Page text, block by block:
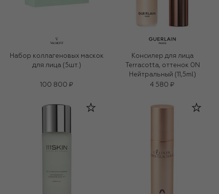
Набор коллагеновых маскок
для лица (5шт.)
100 800 ₽
Консилер для лица
Terracotta, оттенок 0N
Нейтральный (11,5ml)
4 580 ₽